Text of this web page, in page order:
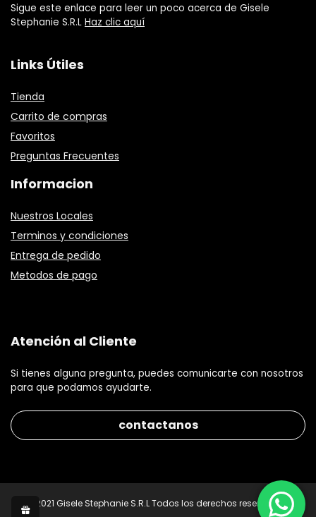
Sigue este enlace para leer un poco acerca de Gisele
Stephanie S.R.L Haz clic aquí
Links Útiles
Tienda
Carrito de compras
Favoritos
Preguntas Frecuentes
Informacion
Nuestros Locales
Terminos y condiciones
Entrega de pedido
Metodos de pago
Atención al Cliente
Si tienes alguna pregunta, puedes comunicarte con nosotros
para que podamos ayudarte.
contactanos
© 2021 Gisele Stephanie S.R.L Todos los derechos reservados.